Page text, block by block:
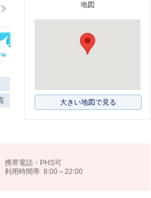
地図
大きい地図で見る
携帯電話・PHS可
利用時間帯 8:00～22:00